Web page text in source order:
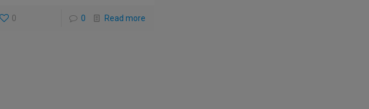
0 0 Read more